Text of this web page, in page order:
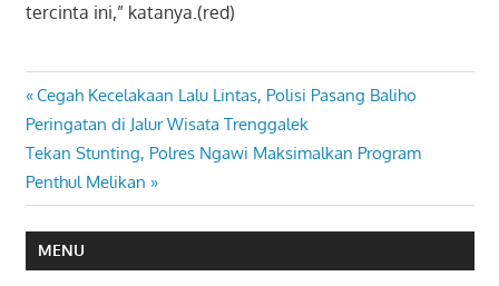
tercinta ini,” katanya.(red)
Navigasi
pos
Previous
Post:
Cegah Kecelakaan Lalu Lintas, Polisi Pasang Baliho
Peringatan di Jalur Wisata Trenggalek
Next
Post:
Tekan Stunting, Polres Ngawi Maksimalkan Program
Penthul Melikan
MENU